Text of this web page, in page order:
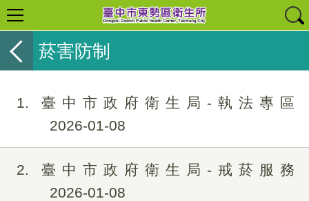
菸害防制
1
臺中市政府衛生局-執法專區
2026-01-08
2
臺中市政府衛生局-戒菸服務
2026-01-08